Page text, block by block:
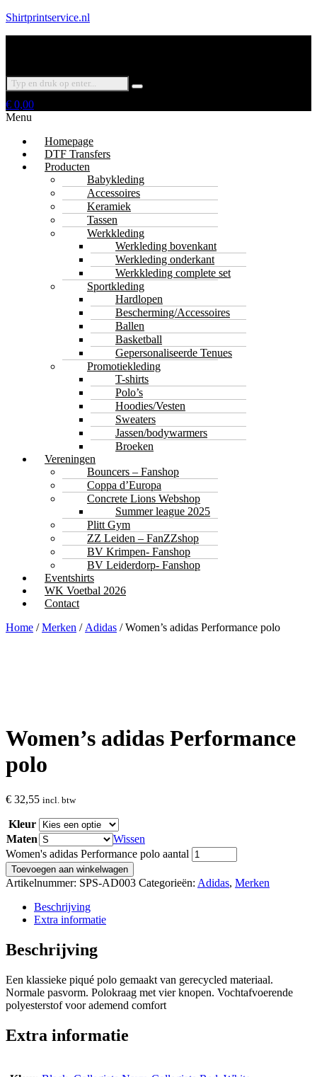
Shirtprintservice.nl
€ 0,00
Menu
Homepage
DTF Transfers
Producten
Babykleding
Accessoires
Keramiek
Tassen
Werkkleding
Werkleding bovenkant
Werkleding onderkant
Werkkleding complete set
Sportkleding
Hardlopen
Bescherming/Accessoires
Ballen
Basketball
Gepersonaliseerde Tenues
Promotiekleding
T-shirts
Polo’s
Hoodies/Vesten
Sweaters
Jassen/bodywarmers
Broeken
Vereningen
Bouncers – Fanshop
Coppa d’Europa
Concrete Lions Webshop
Summer league 2025
Plitt Gym
ZZ Leiden – FanZZshop
BV Krimpen- Fanshop
BV Leiderdorp- Fanshop
Eventshirts
WK Voetbal 2026
Contact
Home /Merken / Adidas / Women’s adidas Performance polo
Women’s adidas Performance
polo
€ 32,55 incl. btw
Kleur
Maten
Wissen
Women's adidas Performance polo aantal
Toevoegen aan winkelwagen
Artikelnummer: SPS-AD003 Categorieën: Adidas, Merken
Beschrijving
Extra informatie
Beschrijving
Een klassieke piqué polo gemaakt van gerecycled materiaal.
Normale pasvorm. Polokraag met vier knopen. Vochtafvoerende
polyesterstof voor ademend comfort
Extra informatie